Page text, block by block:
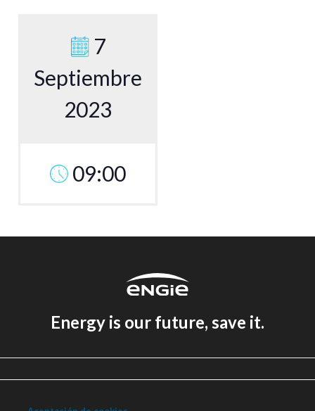
7
Septiembre
2023
09:00
Energy is our future, save it.
Aviso legal
Política de Privacidad